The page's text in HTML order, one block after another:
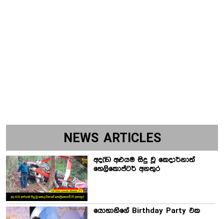
NEWS ARTICLES
අද(15) අළුයම සිදු වූ කෙදාර්නාත්
හෙලිකොප්ටර් අනතුර
යොහානිගේ Birthday Party එක